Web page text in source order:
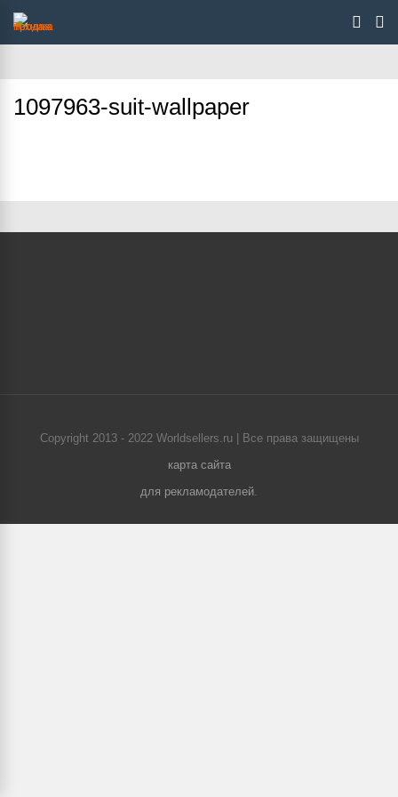
1097963-suit-wallpaper
Copyright 2013 - 2022 Worldsellers.ru | Все права защищены
карта сайта
для рекламодателей